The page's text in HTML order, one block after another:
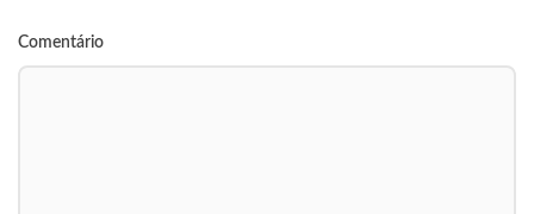
Comentário